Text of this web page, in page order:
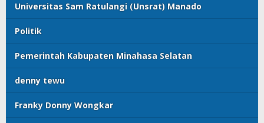
Universitas Sam Ratulangi (Unsrat) Manado
Politik
Pemerintah Kabupaten Minahasa Selatan
denny tewu
Franky Donny Wongkar